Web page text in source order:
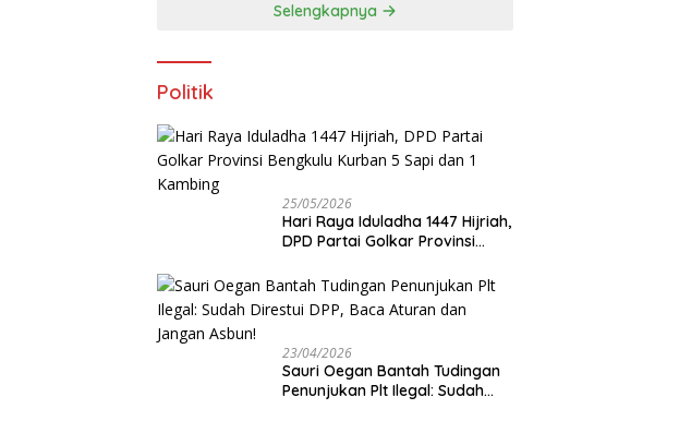
Selengkapnya
Politik
25/05/2026
Hari Raya Iduladha 1447 Hijriah,
DPD Partai Golkar Provinsi
Kambing
23/04/2026
Sauri Oegan Bantah Tudingan
Penunjukan Plt Ilegal: Sudah